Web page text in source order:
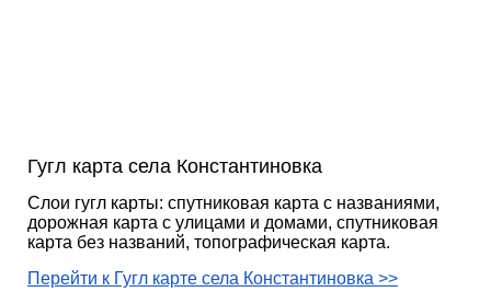
Гугл карта села Константиновка
Слои гугл карты: спутниковая карта с названиями,
дорожная карта с улицами и домами, спутниковая
карта без названий, топографическая карта.
Перейти к Гугл карте села Константиновка >>